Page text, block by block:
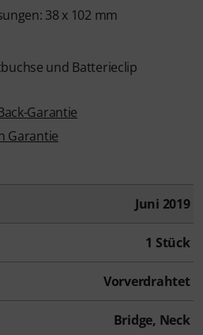
38 x 102 mm
und Batterieclip
Garantie
Garantie
Juni 2019
1 Stück
Vorverdrahtet
Bridge, Neck